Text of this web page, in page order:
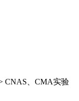
CNAS、CMA实验